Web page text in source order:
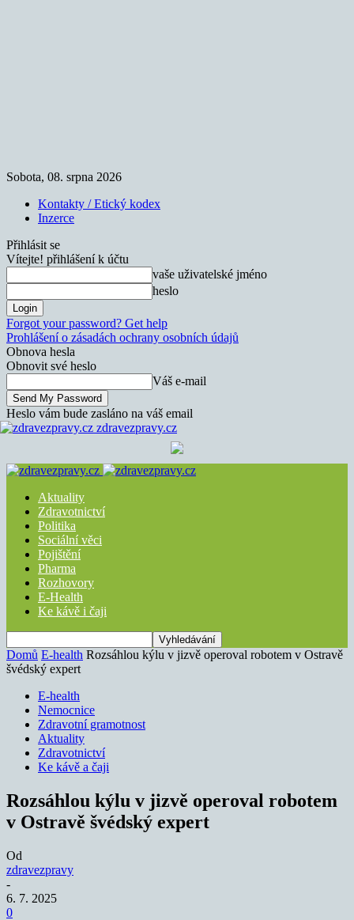
Sobota, 08. srpna 2026
Kontakty / Etický kodex
Inzerce
Přihlásit se
Vítejte! přihlášení k účtu
vaše uživatelské jméno
heslo
Forgot your password? Get help
Prohlášení o zásadách ochrany osobních údajů
Obnova hesla
Obnovit své heslo
Váš e-mail
Heslo vám bude zasláno na váš email
zdravezpravy.cz
Aktuality
Zdravotnictví
Politika
Sociální věci
Pojištění
Pharma
Rozhovory
E-Health
Ke kávě i čaji
Domů E-health Rozsáhlou kýlu v jizvě operoval robotem v Ostravě
švédský expert
E-health
Nemocnice
Zdravotní gramotnost
Aktuality
Zdravotnictví
Ke kávě a čaji
Rozsáhlou kýlu v jizvě operoval robotem
v Ostravě švédský expert
Od
zdravezpravy
-
6. 7. 2025
0